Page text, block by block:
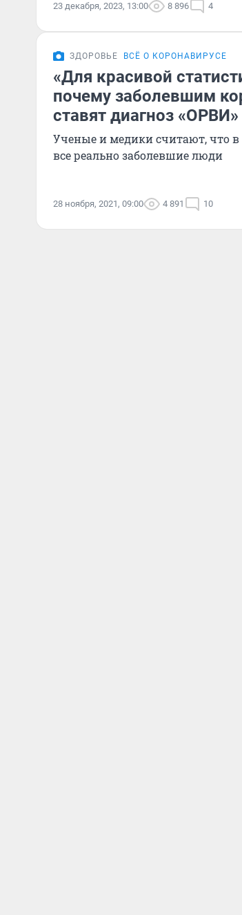
23 декабря, 2023, 13:00 8 896 4
ЗДОРОВЬЕ ВСЁ О КОРОНАВИРУСЕ
«Для красивой
почему заболевшим
ставят диагноз «ОРВИ»
Ученые и медики считают, что в
все реально заболевшие люди
28 ноября, 2021, 09:00 4 891 10